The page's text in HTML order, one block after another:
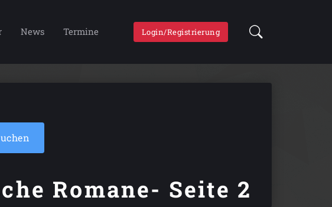
News Termine Login/Registrierung
Romane- Seite 2